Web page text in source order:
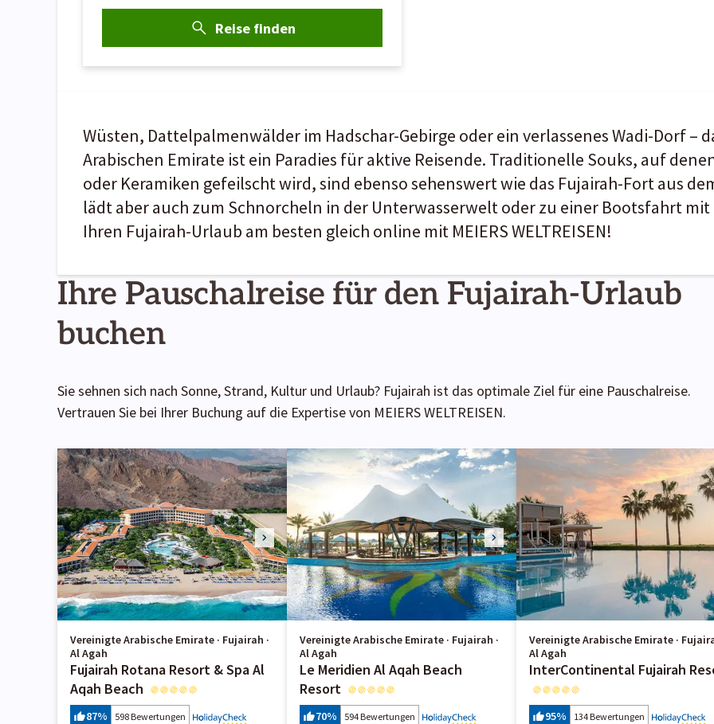
Reise finden
Wüsten, Dattelpalmenwälder im Hadschar-Gebirge oder ein verlassenes Wadi-Dorf –
Arabischen Emirate ist ein Paradies für aktive Reisende. Traditionelle Souks, auf
oder Keramiken gefeilscht wird, sind ebenso sehenswert wie das Fujairah-Fort aus
lädt aber auch zum Schnorcheln in der Unterwasserwelt oder zu einer Bootsfahrt
Ihren Fujairah-Urlaub am besten gleich online mit MEIERS WELTREISEN!
Ihre Pauschalreise für den Fujairah-Urlaub
buchen
Sie sehnen sich nach Sonne, Strand, Kultur und Urlaub? Fujairah ist das optimale Ziel für eine Pauschalreise.
Vertrauen Sie bei Ihrer Buchung auf die Expertise von MEIERS WELTREISEN.
Vereinigte Arabische Emirate · Fujairah ·
Al Agah
Fujairah Rotana Resort & Spa Al
Aqah Beach
87% 598 Bewertungen
Vereinigte Arabische Emirate · Fujairah ·
Al Agah
Le Meridien Al Aqah Beach
Resort
70% 594 Bewertungen
Vereinigte Arabische Emirate ·
Al Agah
InterContinental Fujairah
95% 134 Bewertungen